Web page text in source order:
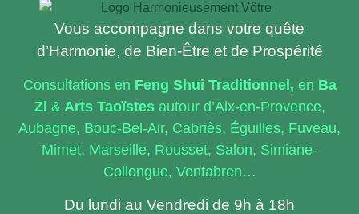
Vous accompagne dans votre quête
d’Harmonie, de Bien-Être et de Prospérité
Consultations en Feng Shui Traditionnel, en Ba
Zi &Arts Taoïstes autour d’Aix-en-Provence,
Aubagne, Bouc-Bel-Air, Cabriès, Éguilles, Fuveau,
Mimet, Marseille, Rousset, Salon, Simiane-
Collongue, Ventabren…
Du lundi au Vendredi de 9h à 18h